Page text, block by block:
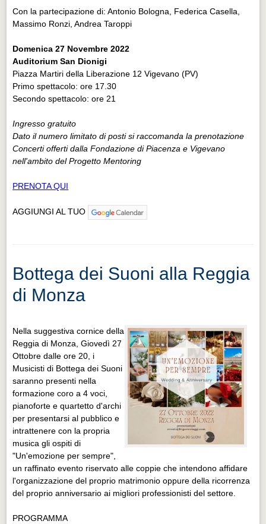
Con la partecipazione di: Antonio Bologna, Federica Casella,
Massimo Ronzi, Andrea Taroppi
Domenica 27 Novembre 2022
Auditorium San Dionigi
Piazza Martiri della Liberazione 12 Vigevano (PV)
Primo spettacolo: ore 17.30
Secondo spettacolo: ore 21
Ingresso gratuito
Dato il numero limitato di posti si raccomanda la prenotazione
Concerti offerti dalla Fondazione di Piacenza e Vigevano
nell'ambito del Progetto Mentoring
PRENOTA QUI
AGGIUNGI AL TUO
Bottega dei Suoni alla Reggia
di Monza
Nella suggestiva cornice della
Reggia di Monza, Giovedì 27
Ottobre dalle ore 20, i
Musicisti di Bottega dei Suoni
saranno presenti nella
formazione coro a 4 voci,
pianoforte e quartetto d'archi
per presentarsi al pubblico e
intrattenere con la propria
musica gli ospiti di
"Un'emozione per sempre",
un raffinato evento riservato alle coppie che intendono affidare
l'organizzazione del proprio matrimonio oppure della ricorrenza
del proprio anniversario ai migliori professionisti del settore.
PROGRAMMA